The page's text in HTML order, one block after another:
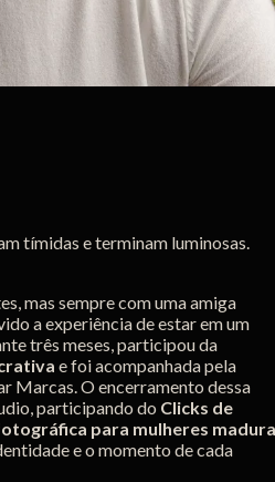
tímidas e terminam luminosas.
mas sempre com uma amiga
a experiência de estar em um
três meses, participou da
e foi acompanhada pela
Marcas. O encerramento dessa
participando do Clicks de
para mulheres
e o momento de cada